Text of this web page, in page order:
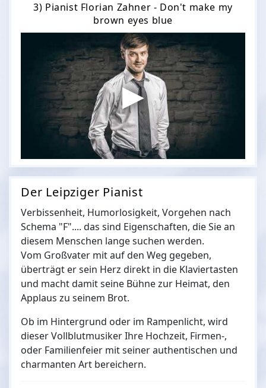
3) Pianist Florian Zahner - Don't make my
brown eyes blue
Der Leipziger Pianist
Verbissenheit, Humorlosigkeit, Vorgehen nach
Schema "F".... das sind Eigenschaften, die Sie an
diesem Menschen lange suchen werden.
Vom Großvater mit auf den Weg gegeben,
überträgt er sein Herz direkt in die Klaviertasten
und macht damit seine Bühne zur Heimat, den
Applaus zu seinem Brot.
Ob im Hintergrund oder im Rampenlicht, wird
dieser Vollblutmusiker Ihre Hochzeit, Firmen-,
oder Familienfeier mit seiner authentischen und
charmanten Art bereichern.